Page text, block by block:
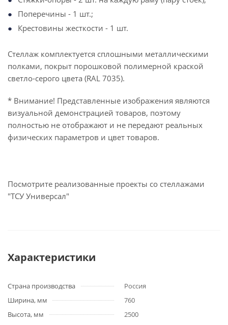
Поперечины - 1 шт.;
Крестовины жесткости - 1 шт.
Стеллаж комплектуется сплошными металлическими
полками, покрыт порошковой полимерной краской
светло-серого цвета (RAL 7035).
* Внимание! Представленные изображения являются
визуальной демонстрацией товаров, поэтому
полностью не отображают и не передают реальных
физических параметров и цвет товаров.
Посмотрите реализованные проекты со стеллажами
"ТСУ Универсал"
Характеристики
Страна производства
Россия
Ширина, мм
760
Высота, мм
2500